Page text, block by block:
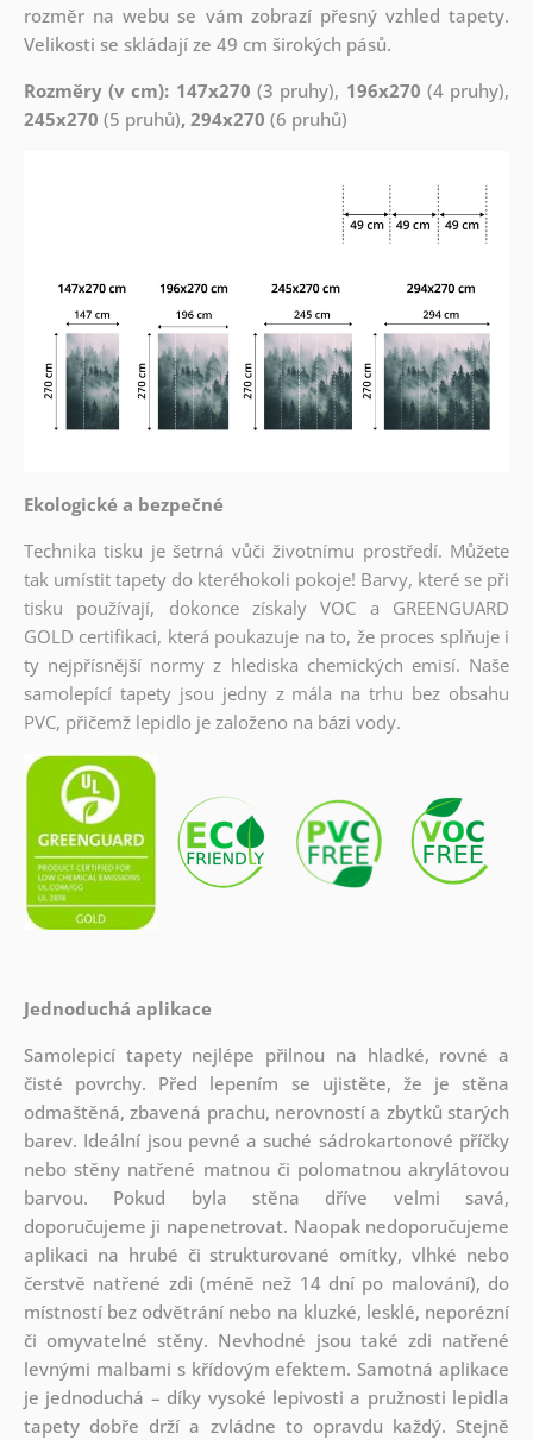
rozměr na webu se vám zobrazí přesný vzhled tapety.
Velikosti se skládají ze 49 cm širokých pásů.
Rozměry (v cm): 147x270 (3 pruhy), 196x270 (4 pruhy),
245x270 (5 pruhů), 294x270 (6 pruhů)
Ekologické a bezpečné
Technika tisku je šetrná vůči životnímu prostředí. Můžete
tak umístit tapety do kteréhokoli pokoje! Barvy, které se při
tisku používají, dokonce získaly VOC a GREENGUARD
GOLD certifikaci, která poukazuje na to, že proces splňuje i
ty nejpřísnější normy z hlediska chemických emisí. Naše
samolepící tapety jsou jedny z mála na trhu bez obsahu
PVC, přičemž lepidlo je založeno na bázi vody.
Jednoduchá aplikace
Samolepicí tapety nejlépe přilnou na hladké, rovné a
čisté povrchy. Před lepením se ujistěte, že je stěna
odmaštěná, zbavená prachu, nerovností a zbytků starých
barev. Ideální jsou pevné a suché sádrokartonové příčky
nebo stěny natřené matnou či polomatnou akrylátovou
barvou. Pokud byla stěna dříve velmi savá,
doporučujeme ji napenetrovat. Naopak nedoporučujeme
aplikaci na hrubé či strukturované omítky, vlhké nebo
čerstvě natřené zdi (méně než 14 dní po malování), do
místností bez odvětrání nebo na kluzké, lesklé, neporézní
či omyvatelné stěny. Nevhodné jsou také zdi natřené
levnými malbami s křídovým efektem. Samotná aplikace
je jednoduchá – díky vysoké lepivosti a pružnosti lepidla
tapety dobře drží a zvládne to opravdu každý. Stejně